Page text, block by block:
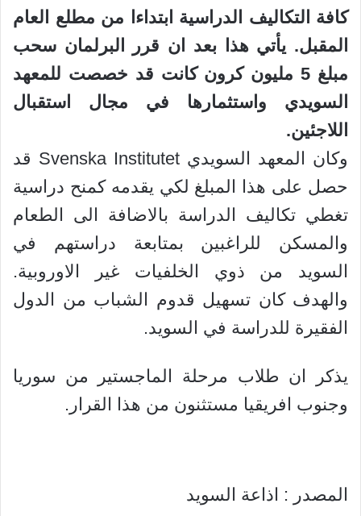
كافة التكاليف الدراسية ابتداءا من مطلع العام
المقبل. يأتي هذا بعد ان قرر البرلمان سحب
مبلغ 5 مليون كرون كانت قد خصصت للمعهد
السويدي واستثمارها في مجال استقبال
اللاجئين.
وكان المعهد السويدي Svenska Institutet قد
حصل على هذا المبلغ لكي يقدمه كمنح دراسية
تغطي تكاليف الدراسة بالاضافة الى الطعام
والمسكن للراغبين بمتابعة دراستهم في
السويد من ذوي الخلفيات غير الاوروبية.
والهدف كان تسهيل قدوم الشباب من الدول
الفقيرة للدراسة في السويد.
يذكر ان طلاب مرحلة الماجستير من سوريا
وجنوب افريقيا مستثنون من هذا القرار.
المصدر : اذاعة السويد